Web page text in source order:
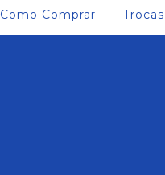
Como Comprar